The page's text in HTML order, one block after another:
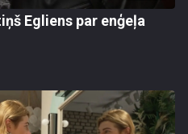
Egliens par enģeļa